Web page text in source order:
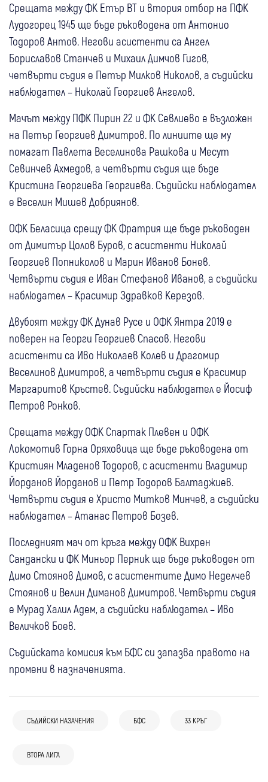
Срещата между ФК Етър ВТ и втория отбор на ПФК
Лудогорец 1945 ще бъде ръководена от Антонио
Тодоров Антов. Негови асистенти са Ангел
Бориславов Станчев и Михаил Димчов Гигов,
четвърти съдия е Петър Милков Николов, а съдийски
наблюдател – Николай Георгиев Ангелов.
Мачът между ПФК Пирин 22 и ФК Севлиево е възложен
на Петър Георгиев Димитров. По линиите ще му
помагат Павлета Веселинова Рашкова и Месут
Севинчев Ахмедов, а четвърти съдия ще бъде
Кристина Георгиева Георгиева. Съдийски наблюдател
е Веселин Мишев Добриянов.
ОФК Беласица срещу ФК Фратрия ще бъде ръководен
от Димитър Цолов Буров, с асистенти Николай
Георгиев Попниколов и Марин Иванов Бонев.
Четвърти съдия е Иван Стефанов Иванов, а съдийски
наблюдател – Красимир Здравков Керезов.
Двубоят между ФК Дунав Русе и ОФК Янтра 2019 е
поверен на Георги Георгиев Спасов. Негови
асистенти са Иво Николаев Колев и Драгомир
Веселинов Димитров, а четвърти съдия е Красимир
Маргаритов Кръстев. Съдийски наблюдател е Йосиф
Петров Ронков.
Срещата между ОФК Спартак Плевен и ОФК
Локомотив Горна Оряховица ще бъде ръководена от
Кристиян Младенов Тодоров, с асистенти Владимир
Йорданов Йорданов и Петр Тодоров Балтаджиев.
Четвърти съдия е Христо Митков Минчев, а съдийски
наблюдател – Атанас Петров Бозев.
Последният мач от кръга между ОФК Вихрен
Сандански и ФК Миньор Перник ще бъде ръководен от
Димо Стоянов Димов, с асистентите Димо Неделчев
Стоянов и Велин Диманов Димитров. Четвърти съдия
е Мурад Халил Адем, а съдийски наблюдател – Иво
Величков Боев.
Съдийската комисия към БФС си запазва правото на
промени в назначенията.
СЪДИЙСКИ НАЗАЧЕНИЯ БФС 33 КРЪГ
ВТОРА ЛИГА
Дупница
пореден мач ни ощетяват
Етър спря Марек и остана безгрешен във
Благоевград
Сандански